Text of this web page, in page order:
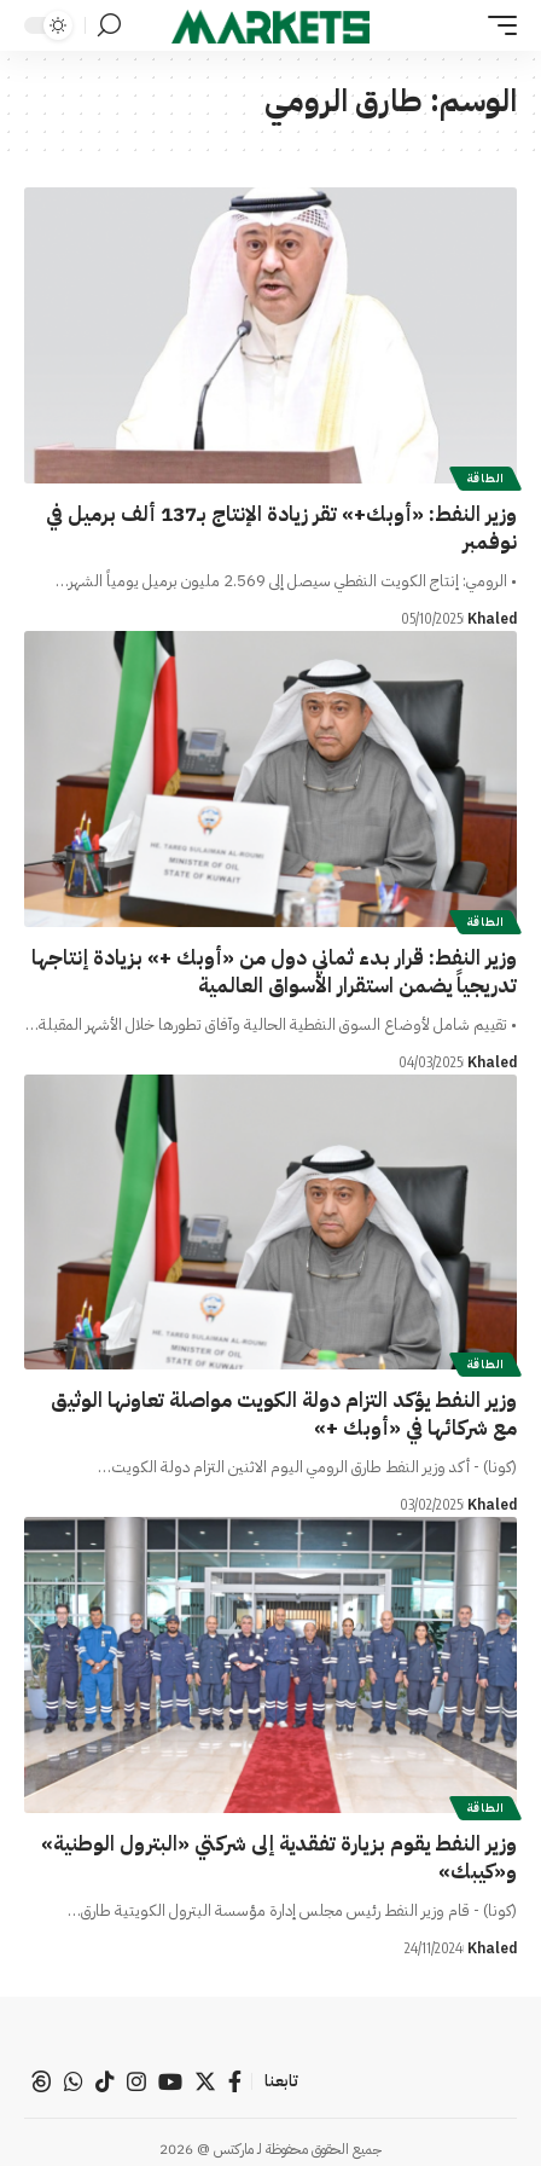
الوسم:طارق الرومي
الطاقة
وزير النفط: «أوبك+» تقر زيادة الإنتاج بـ137 ألف برميل في
نوفمبر
• الرومي: إنتاج الكويت النفطي سيصل إلى 2.569 مليون برميل يومياً الشهر…
Khaled
05/10/2025
الطاقة
وزير النفط: قرار بدء ثماني دول من «أوبك +» بزيادة إنتاجها
تدريجياً يضمن استقرار الأسواق العالمية
• تقييم شامل لأوضاع السوق النفطية الحالية وآفاق تطورها خلال الأشهر المقبلة…
Khaled
04/03/2025
الطاقة
وزير النفط يؤكد التزام دولة الكويت مواصلة تعاونها الوثيق
مع شركائها في «أوبك +»
(كونا) - أكد وزير النفط طارق الرومي اليوم الاثنين التزام دولة الكويت…
Khaled
03/02/2025
الطاقة
وزير النفط يقوم بزيارة تفقدية إلى شركتي «البترول الوطنية»
و«كيبك»
(كونا) - قام وزير النفط رئيس مجلس إدارة مؤسسة البترول الكويتية طارق…
Khaled
24/11/2024
تابعنا
جميع الحقوق محفوظة لـ ماركتس @ 2026